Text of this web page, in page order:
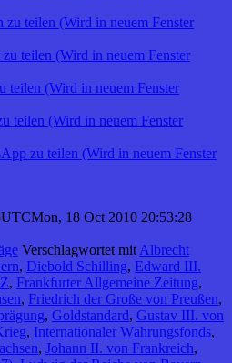
teilen (Wird in neuem Fenster
teilen (Wird in neuem Fenster
teilen (Wird in neuem Fenster
teilen (Wird in neuem Fenster
zu teilen (Wird in neuem Fenster
18 Oct 2010 20:53:28
Verschlagwortet mit Albrecht
, Diebold Schilling, Edward III.
, Frankfurter Allgemeine Zeitung,
, Friedrich der Große von Preußen,
, Goldstandard, Gustav III. von
, Internationaler Währungsfonds,
, Johann II. von Frankreich,